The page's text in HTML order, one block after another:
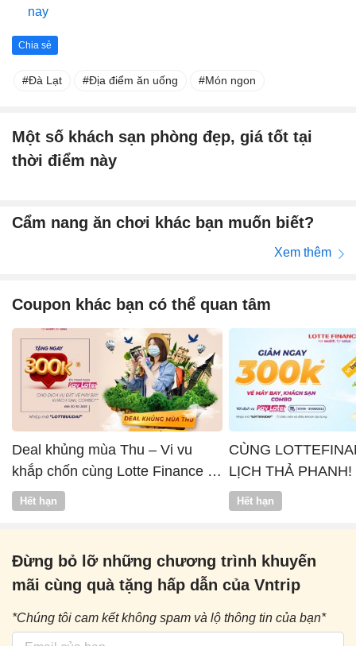
nay
Chia sẻ
Đà Lạt Địa điểm ăn uống Món ngon
Một số khách sạn phòng đẹp, giá tốt tại
thời điểm này
Cẩm nang ăn chơi khác bạn muốn biết?
Xem thêm
Coupon khác bạn có thể quan tâm
Deal khủng mùa Thu – Vi vu
khắp chốn cùng Lotte Finance x
Vntrip
Hết hạn
CÙNG
LỊCH THẢ PHANH!
Hết hạn
Đừng bỏ lỡ những chương trình khuyến
mãi cùng quà tặng hấp dẫn của Vntrip
*Chúng tôi cam kết không spam và lộ thông tin của bạn*